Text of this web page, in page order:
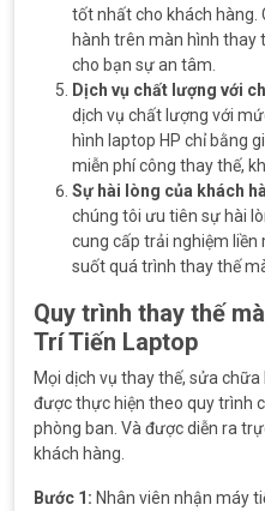
tốt nhất cho khách hàng.
hành trên màn hình thay
cho bạn sự an tâm.
Dịch vụ chất lượng với
dịch vụ chất lượng với
hình laptop HP chỉ bằng
miễn phí công thay thế,
Sự hài lòng của khách
chúng tôi ưu tiên sự hài
cung cấp trải nghiệm
suốt quá trình thay thế
Quy trình thay thế
Trí Tiến Laptop
Mọi dịch vụ thay thế, sửa
được thực hiện theo quy trình
phòng ban. Và được diễn ra
khách hàng.
Bước 1: Nhân viên nhận máy